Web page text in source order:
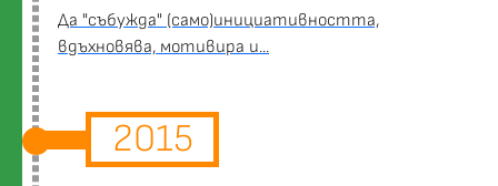
Да "събужда" (само)инициативността,
вдъхновява, мотивира и...
2015